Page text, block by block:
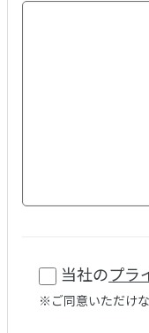
当社のプラ
※ご同意いただけ